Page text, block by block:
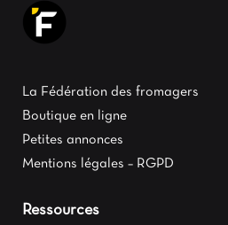
La Fédération des fromagers
Boutique en ligne
Petites annonces
Mentions légales – RGPD
Ressources